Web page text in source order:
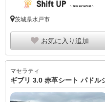
茨城県水戸市
お気に入り追加
マセラティ
ギブリ 3.0 赤革シート パドル